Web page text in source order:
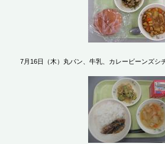
7月16日（木）丸パン、牛乳、カレービーンズシ